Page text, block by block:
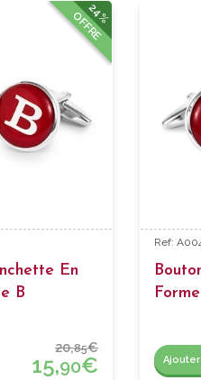
24%
OFFRE
En
B
20,85€
15,90€
Ref: